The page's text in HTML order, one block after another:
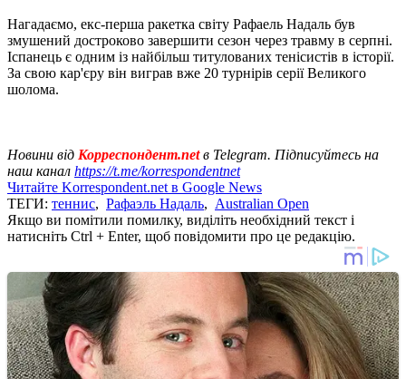
Нагадаємо, екс-перша ракетка світу Рафаель Надаль був
змушений достроково завершити сезон через травму в серпні.
Іспанець є одним із найбільш титулованих тенісистів в історії.
За свою кар'єру він виграв вже 20 турнірів серії Великого
шолома.
Новини від Корреспондент.netв Telegram. Підписуйтесь на
наш канал https://t.me/korrespondentnet
Читайте Korrespondent.net в Google News
ТЕГИ: теннис, Рафаэль Надаль, Australian Open
Якщо ви помітили помилку, виділіть необхідний текст і
натисніть Ctrl + Enter, щоб повідомити про це редакцію.